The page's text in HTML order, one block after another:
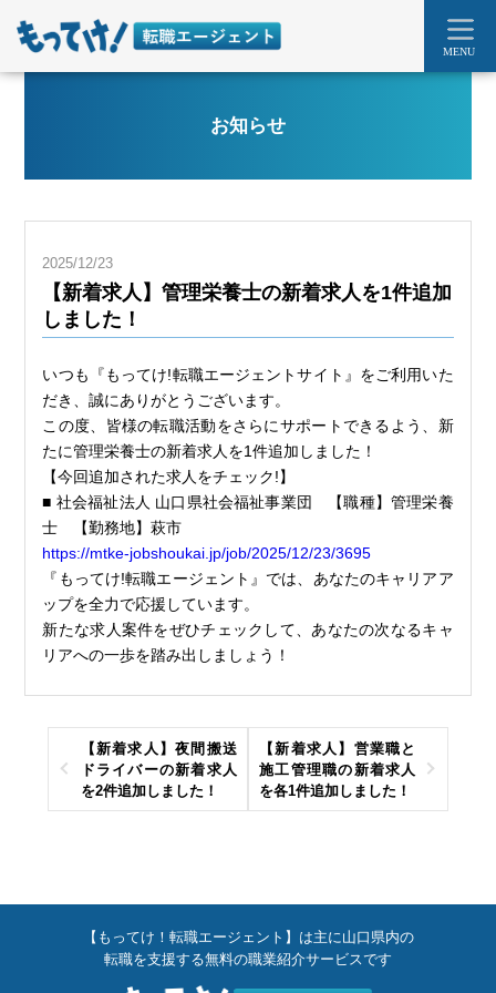
MENU
お知らせ
2025/12/23
【新着求人】管理栄養士の新着求人を1件追加
しました！
いつも『もってけ!転職エージェントサイト』をご利用いた
だき、誠にありがとうございます。
この度、皆様の転職活動をさらにサポートできるよう、新
たに管理栄養士の新着求人を1件追加しました！
【今回追加された求人をチェック!】
■ 社会福祉法人 山口県社会福祉事業団 【職種】管理栄養
士 【勤務地】萩市
https://mtke-jobshoukai.jp/job/2025/12/23/3695
『もってけ!転職エージェント』では、あなたのキャリアア
ップを全力で応援しています。
新たな求人案件をぜひチェックして、あなたの次なるキャ
リアへの一歩を踏み出しましょう！
【新着求人】夜間搬送
ドライバーの新着求人
を2件追加しました！
【新着求人】営業職と
施工管理職の新着求人
を各1件追加しました！
【もってけ！転職エージェント】は主に山口県内の
転職を支援する無料の職業紹介サービスです